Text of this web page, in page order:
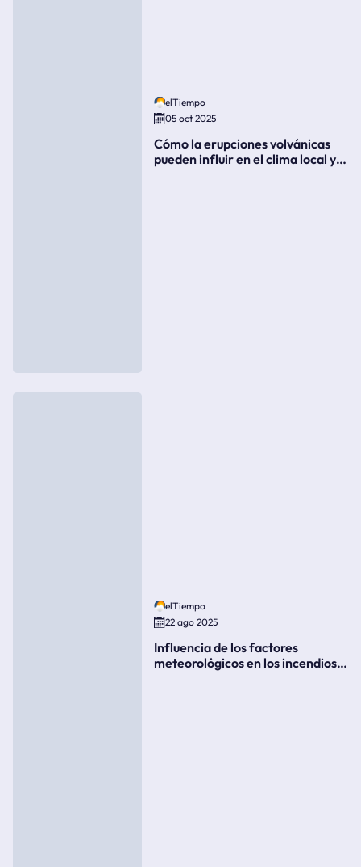
elTiempo
05 oct 2025
Cómo la erupciones volvánicas
pueden influir en el clima local y
elTiempo
22 ago 2025
Influencia de los factores
meteorológicos en los incendios